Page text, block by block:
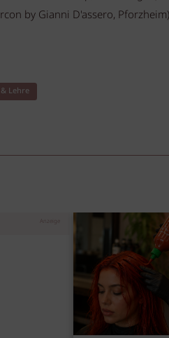
by Gianni D'assero, Pforzheim)
Lehre
Anzeige